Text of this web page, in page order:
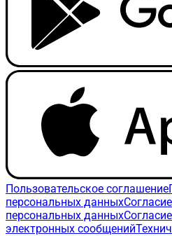
Пользовательское соглашение
персональных данных
персональных данных
электронных сообщений